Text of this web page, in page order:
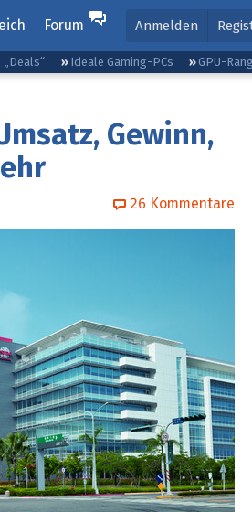
Forum Anmelden
„Deals“ Ideale Gaming-PCs GPU-
Gewinn,
26 Kommentare